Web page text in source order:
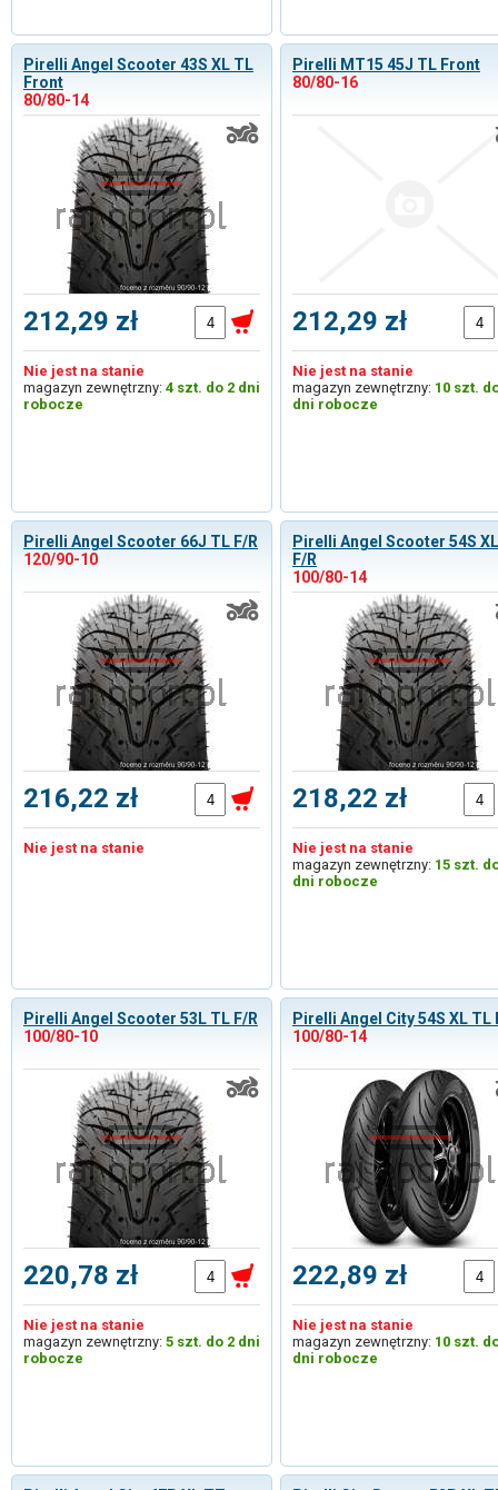
Pirelli Angel Scooter 43S XL TL
Front
80/80-14
212,29 zł
Nie jest na stanie
magazyn zewnętrzny: 4 szt. do 2 dni
robocze
Pirelli MT15 45J TL Front
80/80-16
212,29 zł
Nie jest na stanie
magazyn zewnętrzny: 10 szt.
dni robocze
Pirelli Angel Scooter 66J TL F/R
120/90-10
216,22 zł
Nie jest na stanie
Pirelli Angel Scooter 54S
F/R
100/80-14
218,22 zł
Nie jest na stanie
magazyn zewnętrzny: 15 szt.
dni robocze
Pirelli Angel Scooter 53L TL F/R
100/80-10
220,78 zł
Nie jest na stanie
magazyn zewnętrzny: 5 szt. do 2 dni
robocze
Pirelli Angel City 54S XL TL
100/80-14
222,89 zł
Nie jest na stanie
magazyn zewnętrzny: 10 szt.
dni robocze